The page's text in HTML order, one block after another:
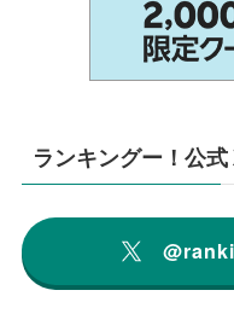
ランキングー！公式